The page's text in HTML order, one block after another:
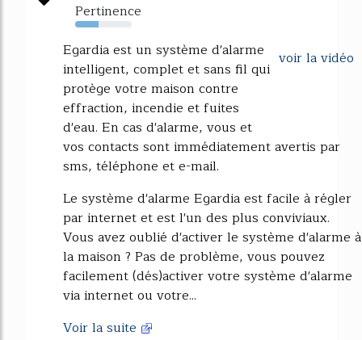
Pertinence
41%
voir la vidéo
Egardia est un système d'alarme
intelligent, complet et sans fil qui
protège votre maison contre
effraction, incendie et fuites
d'eau. En cas d'alarme, vous et
vos contacts sont immédiatement avertis par
sms, téléphone et e-mail.
Le système d'alarme Egardia est facile à régler
par internet et est l'un des plus conviviaux.
Vous avez oublié d'activer le système d'alarme à
la maison ? Pas de problème, vous pouvez
facilement (dés)activer votre système d'alarme
via internet ou votre...
Voir la suite